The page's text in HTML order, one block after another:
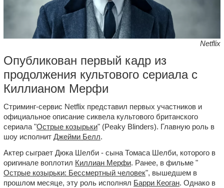
Netflix
Опубликован первый кадр из
продолжения культового сериала с
Киллианом Мерфи
Стриминг-сервис Netflix представил первых участников и
официальное описание сиквела культового британского
сериала "Острые козырьки" (Peaky Blinders). Главную роль в
шоу исполнит Джейми Белл.
Актер сыграет Дюка Шелби - сына Томаса Шелби, которого в
оригинале воплотил Киллиан Мерфи. Ранее, в фильме "
Острые козырьки: Бессмертный человек", вышедшем в
прошлом месяце, эту роль исполнял Барри Кеоган. Однако в